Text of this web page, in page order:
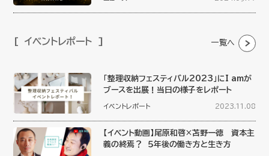
イベントレポート 一覧へ
「整理収納フェスティバル2023」にI amが
ブースを出展！当日の様子をレポート
イベントレポート 2023.11.08
【イベント動画】尾原和啓×苫野一徳 資本主
義の終焉？ ５年後の働き方と生き方